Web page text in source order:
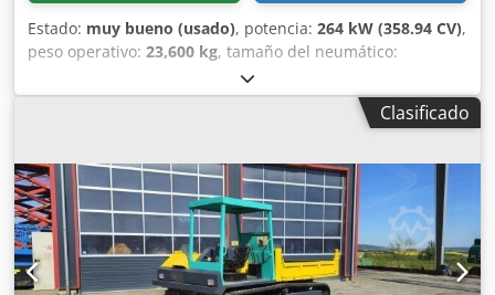
Estado: muy bueno (usado), potencia: 264 kW (358.94 CV),
peso operativo: 23,600 kg, tamaño del neumático:
, estado del neumático:
de fabricación:2023, horas de funcionamiento:1,710 h,
, VOLVO A30G Año de
Aire acondicionado Cámara de marcha atrás Radio
Engrase centralizado Calefacción de la caja Puerta trasera
Codpfx Aijya U Unjyoha Neumáticos Bridgestone 30/65R25
aprox. 70% de vida útil Motor VOLVO D11M con 264 kW CE
Dimensiones para transporte L/A/H - 10,5 x 3 x 3,4 m Peso
operativo: 23,6 t.
Clasificado